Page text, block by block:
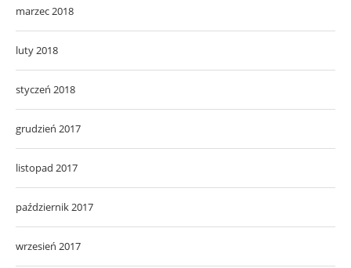
marzec 2018
luty 2018
styczeń 2018
grudzień 2017
listopad 2017
październik 2017
wrzesień 2017